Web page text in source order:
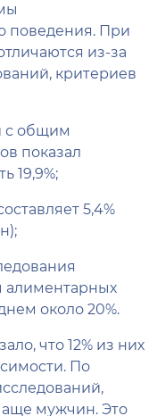
поведения. При
из-за
критериев
с общим
показал
19,9%;
5,4%
алиментарных
около 20%.
что 12% из них
По
мужчин. Это